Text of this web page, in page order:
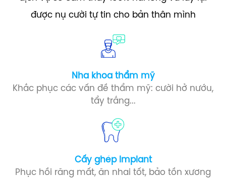
được nụ cười tự tin cho bản thân mình
Nha khoa thẩm mỹ
Khắc phục các vấn đề thẩm mỹ: cười hở nướu,
tẩy trắng...
Cấy ghép Implant​
Phục hồi răng mất, ăn nhai tốt, bảo tồn xương